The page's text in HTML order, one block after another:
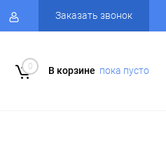
Заказать звонок
0 В корзине пока пусто